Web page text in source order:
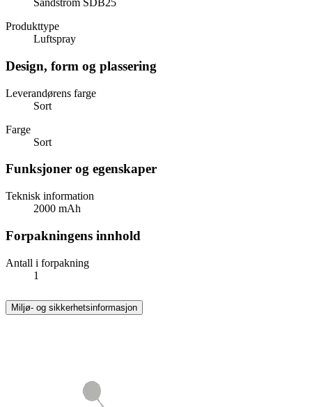
Sandstrom SDB25
Produkttype
Luftspray
Design, form og plassering
Leverandørens farge
Sort
Farge
Sort
Funksjoner og egenskaper
Teknisk information
2000 mAh
Forpakningens innhold
Antall i forpakning
1
Miljø- og sikkerhetsinformasjon